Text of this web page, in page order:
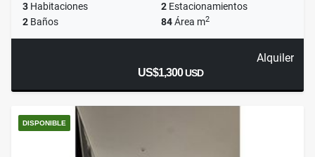
3 Habitaciones 2 Estacionamientos
2 Baños 84Área m2
Alquiler
US$1,300USD
DISPONIBLE